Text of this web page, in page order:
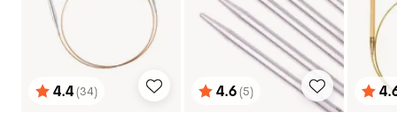
Betyg:
4.4(34)
utav 5 stjärnor Betyg:
4.6(5)
utav 5 stjärnor utav